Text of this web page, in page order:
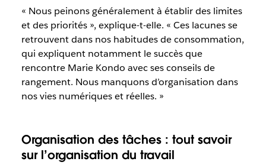
« Nous peinons généralement à établir des limites
et des priorités », explique-t-elle. « Ces lacunes se
retrouvent dans nos habitudes de consommation,
qui expliquent notamment le succès que
rencontre Marie Kondo avec ses conseils de
rangement. Nous manquons d’organisation dans
nos vies numériques et réelles. »
Organisation des tâches : tout savoir
sur l’organisation du travail